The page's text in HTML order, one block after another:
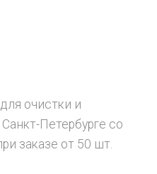
очистки и
Петербурге со
заказе от 50 шт.